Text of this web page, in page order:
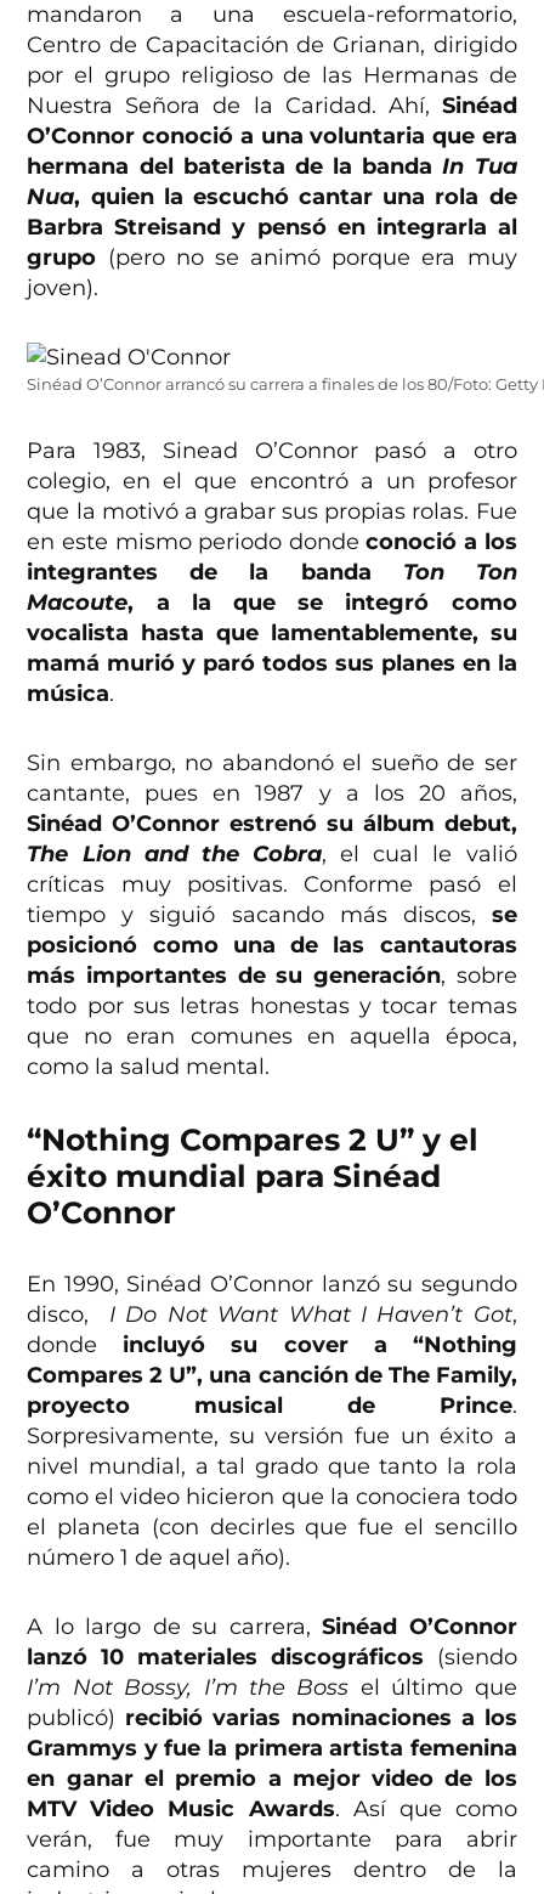
mandaron a una escuela-reformatorio,
Centro de Capacitación de Grianan, dirigido
por el grupo religioso de las Hermanas de
Nuestra Señora de la Caridad. Ahí, Sinéad
O’Connor conoció a una voluntaria que era
hermana del baterista de la bandaIn Tua
Nua, quien la escuchó cantar una rola de
Barbra Streisand y pensó en integrarla al
grupo (pero no se animó porque era muy
joven).
Sinéad O’Connor arrancó su carrera a finales de los 80/Foto:
Para 1983, Sinead O’Connor pasó a otro
colegio, en el que encontró a un profesor
que la motivó a grabar sus propias rolas. Fue
en este mismo periodo dondeconoció a los
integrantes de la banda Ton Ton
Macoute, a la que se integró como
vocalista hasta que lamentablemente, su
mamá murió y paró todos sus planes en la
música.
Sin embargo, no abandonó el sueño de ser
cantante, pues en 1987 y a los 20 años,
Sinéad O’Connor estrenó su álbum debut,
The Lion and the Cobra, el cual le valió
críticas muy positivas. Conforme pasó el
tiempo y siguió sacando más discos, se
posicionó como una de las cantautoras
más importantes de su generación, sobre
todo por sus letras honestas y tocar temas
que no eran comunes en aquella época,
como la salud mental.
“Nothing Compares 2 U” y el
éxito mundial para Sinéad
O’Connor
En 1990, Sinéad O’Connor lanzó su segundo
disco,
I Do Not Want What I Haven’t Got,
donde incluyó su cover a “Nothing
Compares 2 U”, una canción de The Family,
proyecto musical de Prince.
Sorpresivamente, su versión fue un éxito a
nivel mundial, a tal grado que tanto la rola
como el video hicieron que la conociera todo
el planeta (con decirles que fue el sencillo
número 1 de aquel año).
A lo largo de su carrera,Sinéad O’Connor
lanzó 10 materiales discográficos (siendo
I’m Not Bossy, I’m the Boss el último que
publicó) recibió varias nominaciones a los
Grammys y fue la primera artista femenina
en ganar el premio a mejor video de los
MTV Video Music Awards. Así que como
verán, fue muy importante para abrir
camino a otras mujeres dentro de la